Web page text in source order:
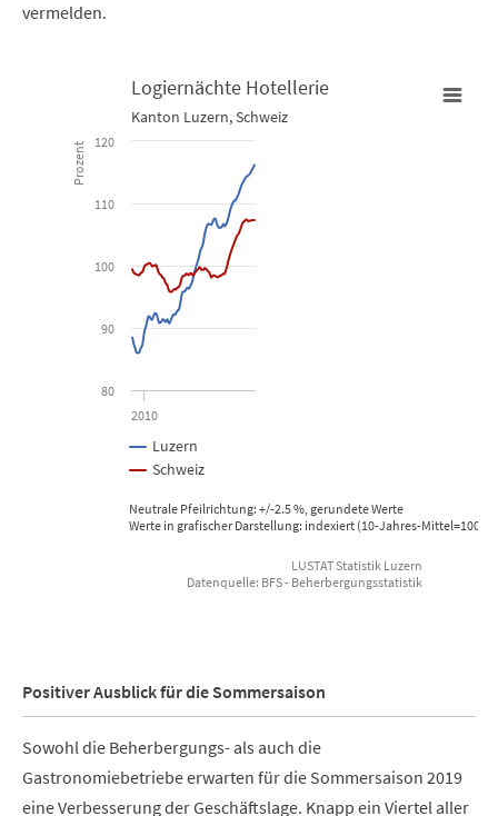
vermelden.
Logiernächte Hotellerie
Line chart with 2 lines.
Kanton Luzern, Schweiz
View as data table, Logiernächte Hotellerie
The chart has 1 X axis displaying Time. Data ranges from 2009-
The chart has 1 Y axis displaying Prozent. Data ranges from 86
Neutrale Pfeilrichtung: +/-2.5 %, gerundete Werte
Werte in grafischer Darstellung: indexiert (10-Jahres-
Prozent
Logiernächte Hotellerie
Kanton Luzern, Schweiz
Luzern
Schweiz
2010
80
90
100
110
120
LUSTAT Statistik Luzern
Datenquelle: BFS - Beherbergungsstatistik
Positiver Ausblick für die Sommersaison
Sowohl die Beherbergungs- als auch die
Gastronomiebetriebe erwarten für die Sommersaison 2019
eine Verbesserung der Geschäftslage. Knapp ein Viertel aller